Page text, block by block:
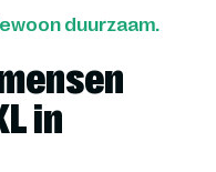
duurzaam.
in